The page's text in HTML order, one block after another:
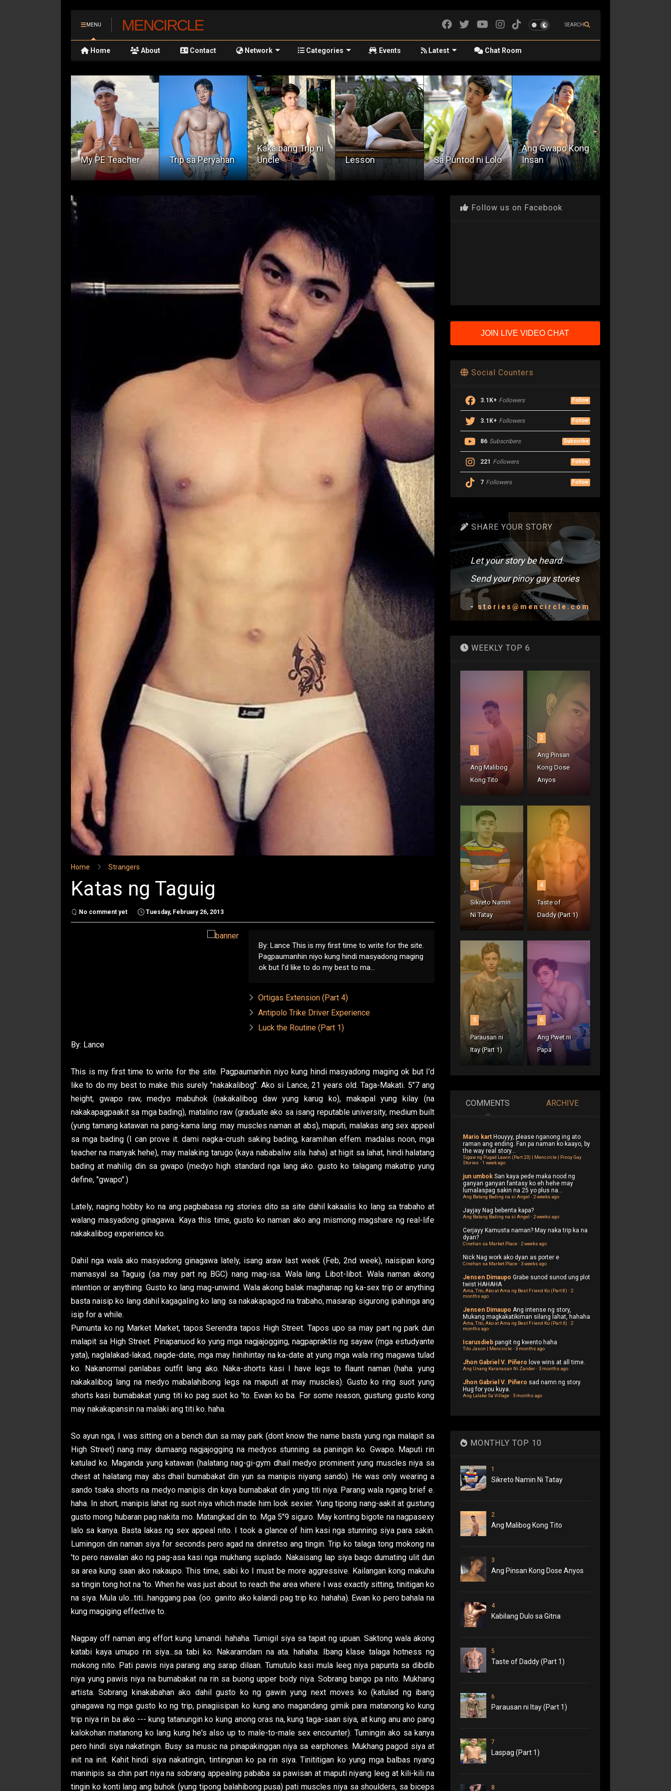
MENU MENCIRCLE SEARCH
Home About Contact Network Categories Events Latest Chat Room
My PE Teacher Trip sa Peryahan
Kakaibang Trip ni
Uncle
Lesson Sa Puntod ni Lolo
Ang Gwapo Kong
Insan
Home Strangers
Katas ng Taguig
No comment yet Tuesday, February 26, 2013
By: Lance This is my first time to write for the site.
Pagpaumanhin niyo kung hindi masyadong maging
ok but I'd like to do my best to ma...
Ortigas Extension (Part 4)
Antipolo Trike Driver Experience
Luck the Routine (Part 1)
By: Lance
This is my first time to write for the site. Pagpaumanhin niyo kung hindi masyadong maging ok but I'd
like to do my best to make this surely "nakakalibog". Ako si Lance, 21 years old. Taga-Makati. 5"7 ang
height, gwapo raw, medyo mabuhok (nakakalibog daw yung karug ko), makapal yung kilay (na
nakakapagpaakit sa mga bading), matalino raw (graduate ako sa isang reputable university, medium built
(yung tamang katawan na pang-kama lang: may muscles naman at abs), maputi, malakas ang sex appeal
sa mga bading (I can prove it. dami nagka-crush saking bading, karamihan effem. madalas noon, mga
teacher na manyak hehe), may malaking tarugo (kaya nababaliw sila. haha) at higit sa lahat, hindi halatang
bading at mahilig din sa gwapo (medyo high standard nga lang ako. gusto ko talagang makatrip yung
define, "gwapo".)
Lately, naging hobby ko na ang pagbabasa ng stories dito sa site dahil kakaalis ko lang sa trabaho at
walang masyadong ginagawa. Kaya this time, gusto ko naman ako ang mismong magshare ng real-life
nakakalibog experience ko.
Dahil nga wala ako masyadong ginagawa lately, isang araw last week (Feb, 2nd week), naisipan kong
mamasyal sa Taguig (sa may part ng BGC) nang mag-isa. Wala lang. Libot-libot. Wala naman akong
intention or anything. Gusto ko lang mag-unwind. Wala akong balak maghanap ng ka-sex trip or anything
basta naisip ko lang dahil kagagaling ko lang sa nakakapagod na trabaho, masarap sigurong ipahinga ang
isip for a while.
Pumunta ko ng Market Market, tapos Serendra tapos High Street. Tapos upo sa may part ng park dun
malapit sa High Street. Pinapanuod ko yung mga nagjajogging, nagpapraktis ng sayaw (mga estudyante
yata), naglalakad-lakad, nagde-date, mga may hinihintay na ka-date at yung mga wala ring magawa tulad
ko. Nakanormal panlabas outfit lang ako. Naka-shorts kasi I have legs to flaunt naman (haha. yung
nakakalibog lang na medyo mabalahibong legs na maputi at may muscles). Gusto ko ring suot yung
shorts kasi bumabakat yung titi ko pag suot ko 'to. Ewan ko ba. For some reason, gustung gusto kong
may nakakapansin na malaki ang titi ko. haha.
So ayun nga, I was sitting on a bench dun sa may park (dont know the name basta yung nga malapit sa
High Street) nang may dumaang nagjajogging na medyos stunning sa paningin ko. Gwapo. Maputi rin
katulad ko. Maganda yung katawan (halatang nag-gi-gym dhail medyo prominent yung muscles niya sa
chest at halatang may abs dhail bumabakat din yun sa manipis niyang sando). He was only wearing a
sando tsaka shorts na medyo manipis din kaya bumabakat din yung titi niya. Parang wala ngang brief e.
haha. In short, manipis lahat ng suot niya which made him look sexier. Yung tipong nang-aakit at gustung
gusto mong hubaran pag nakita mo. Matangkad din to. Mga 5"9 siguro. May konting bigote na nagpasexy
lalo sa kanya. Basta lakas ng sex appeal nito. I took a glance of him kasi nga stunning siya para sakin.
Lumingon din naman siya for seconds pero agad na diniretso ang tingin. Trip ko talaga tong mokong na
'to pero nawalan ako ng pag-asa kasi nga mukhang suplado. Nakaisang lap siya bago dumating ulit dun
sa area kung saan ako nakaupo. This time, sabi ko I must be more aggressive. Kailangan kong makuha
sa tingin tong hot na 'to. When he was just about to reach the area where I was exactly sitting, tinitigan ko
na siya. Mula ulo...titi...hanggang paa. (oo. ganito ako kalandi pag trip ko. hahaha). Ewan ko pero bahala na
kung magiging effective to.
Nagpay off naman ang effort kung lumandi. hahaha. Tumigil siya sa tapat ng upuan. Saktong wala akong
katabi kaya umupo rin siya...sa tabi ko. Nakaramdam na ata. hahaha. Ibang klase talaga hotness ng
mokong nito. Pati pawis niya parang ang sarap dilaan. Tumutulo kasi mula leeg niya papunta sa dibdib
niya yung pawis niya na bumabakat na rin sa buong upper body niya. Sobrang bango pa nito. Mukhang
artista. Sobrang kinakabahan ako dahil gusto ko ng gawin yung next moves ko (katulad ng ibang
ginagawa ng mga gusto ko ng trip, pinagiisipan ko kung ano magandang gimik para matanong ko kung
trip niya rin ba ako --- kung tatanungin ko kung anong oras na, kung taga-saan siya, at kung anu ano pang
kalokohan matanong ko lang kung he's also up to male-to-male sex encounter). Tumingin ako sa kanya
pero hindi siya nakatingin. Busy sa music na pinapakinggan niya sa earphones. Mukhang pagod siya at
init na init. Kahit hindi siya nakatingin, tintingnan ko pa rin siya. Tinititigan ko yung mga balbas nyang
maninipis sa chin part niya na sobrang appealing pababa sa pawisan at maputi niyang leeg at kili-kili na
tingin ko konti lang ang buhok (yung tipong balahibong pusa) pati muscles niya sa shoulders, sa biceps
Follow us on Facebook
JOIN LIVE VIDEO CHAT
Social Counters
3.1K+ Followers Follow
3.1K+ Followers Follow
86 Subscribers Subscribe
221 Followers Follow
7 Followers Follow
SHARE YOUR STORY
Let your story be heard.
Send your pinoy gay stories
- stories@mencircle.com
WEEKLY TOP 6
1
Ang Malibog
Kong Tito
2
Ang Pinsan
Kong Dose
Anyos
3
Sikreto Namin
Ni Tatay
4
Taste of
Daddy (Part 1)
5
Parausan ni
Itay (Part 1)
6
Ang Pwet ni
Papa
COMMENTS ARCHIVE
Mario kart Houyyy, please nganong ing ato
raman ang ending. Fan pa naman ko kaayo, by
the way real story...
Sigaw ng Pugad Lawin (Part 23) | Mencircle | Pinoy Gay
Stories · 1 week ago
jun umbok San kaya pede maka nood ng
ganyan ganyan fantasy ko eh hehe may
lumalaspag sakin na 25 yo plus na...
Ang Batang Bading na si Angel · 2 weeks ago
Jayjay Nag bebenta kapa?
Ang Batang Bading na si Angel · 2 weeks ago
Cerjayy Kamusta naman? May naka trip ka na
dyan?
Cinehan sa Market Place· 2 weeks ago
Nick Nag work ako dyan as porter e
Cinehan sa Market Place· 3 weeks ago
Jensen Dimaupo Grabe sunod sunod ung plot
twist HAHAHA
Ama, Tito, Ako at Ama ng Best Friend Ko (Part 8) · 2
months ago
Jensen Dimaupo Ang intense ng story,
Mukang magkakatikiman silang lahat, hahaha
Ama, Tito, Ako at Ama ng Best Friend Ko (Part 6) · 2
months ago
Icarusdieb pangit ng kwento haha
Tito Jason | Mencircle· 3 months ago
Jhon Gabriel V. Piñero love wins at all time.
Ang Unang Karanasan Ni Zander· 3 months ago
Jhon Gabriel V. Piñero sad namn ng story.
Hug for you kuya.
Ang Lalake Sa Village· 3 months ago
MONTHLY TOP 10
1
Sikreto Namin Ni Tatay
2
Ang Malibog Kong Tito
3
Ang Pinsan Kong Dose Anyos
4
Kabilang Dulo sa Gitna
5
Taste of Daddy (Part 1)
6
Parausan ni Itay (Part 1)
7
Laspag (Part 1)
8